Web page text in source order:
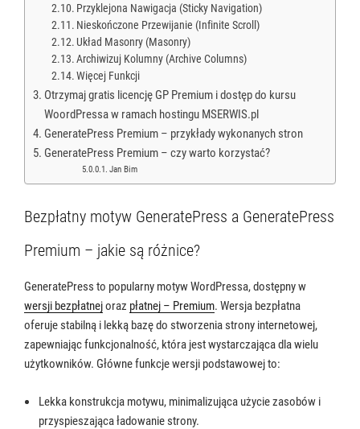
Przyklejona Nawigacja (Sticky Navigation)
Nieskończone Przewijanie (Infinite Scroll)
Układ Masonry (Masonry)
Archiwizuj Kolumny (Archive Columns)
Więcej Funkcji
Otrzymaj gratis licencję GP Premium i dostęp do kursu
WoordPressa w ramach hostingu MSERWIS.pl
GeneratePress Premium – przykłady wykonanych stron
GeneratePress Premium – czy warto korzystać?
Jan Bim
Bezpłatny motyw GeneratePress a GeneratePress
Premium – jakie są różnice?
GeneratePress to popularny motyw WordPressa, dostępny w
wersji bezpłatnejoraz płatnej – Premium. Wersja bezpłatna
oferuje stabilną i lekką bazę do stworzenia strony internetowej,
zapewniając funkcjonalność, która jest wystarczająca dla wielu
użytkowników. Główne funkcje wersji podstawowej to:
Lekka konstrukcja motywu, minimalizująca użycie zasobów i
przyspieszająca ładowanie strony.